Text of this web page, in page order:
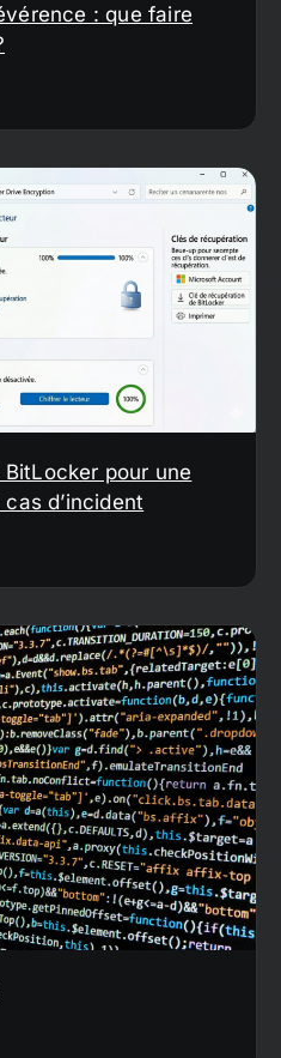
: que faire
pour une
d’incident